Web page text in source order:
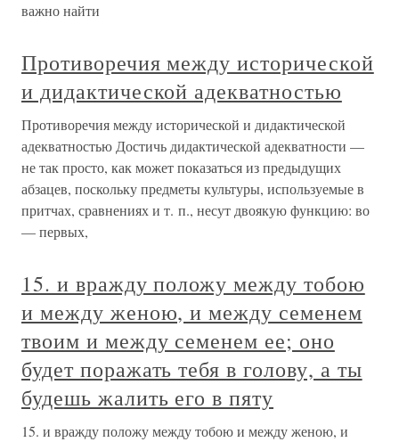
важно найти
Противоречия между исторической
и дидактической адекватностью
Противоречия между исторической и дидактической
адекватностью Достичь дидактической адекватности —
не так просто, как может показаться из предыдущих
абзацев, поскольку предметы культуры, используемые в
притчах, сравнениях и т. п., несут двоякую функцию: во
— первых,
15. и вражду положу между тобою
и между женою, и между семенем
твоим и между семенем ее; оно
будет поражать тебя в голову, а ты
будешь жалить его в пяту
15. и вражду положу между тобою и между женою, и